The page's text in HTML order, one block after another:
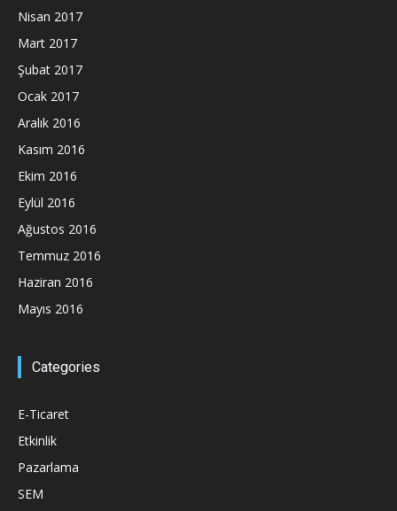
Nisan 2017
Mart 2017
Şubat 2017
Ocak 2017
Aralık 2016
Kasım 2016
Ekim 2016
Eylül 2016
Ağustos 2016
Temmuz 2016
Haziran 2016
Mayıs 2016
Categories
E-Ticaret
Etkinlik
Pazarlama
SEM